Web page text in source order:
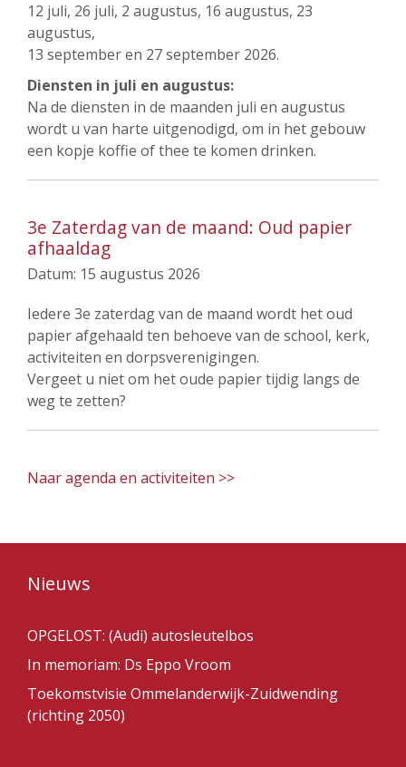
12 juli, 26 juli, 2 augustus, 16 augustus, 23
augustus,
13 september en 27 september 2026.
Diensten in juli en augustus:
Na de diensten in de maanden juli en augustus
wordt u van harte uitgenodigd, om in het gebouw
een kopje koffie of thee te komen drinken.
3e Zaterdag van de maand: Oud papier
afhaaldag
Datum: 15 augustus 2026
Iedere 3e zaterdag van de maand wordt het oud
papier afgehaald ten behoeve van de school, kerk,
activiteiten en dorpsverenigingen.
Vergeet u niet om het oude papier tijdig langs de
weg te zetten?
Naar agenda en activiteiten >>
Nieuws
OPGELOST: (Audi) autosleutelbos
In memoriam: Ds Eppo Vroom
Toekomstvisie Ommelanderwijk-Zuidwending
(richting 2050)